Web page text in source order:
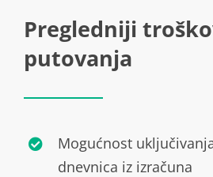
Pregledniji
putovanja
Mogućnost
dnevnica iz izračuna